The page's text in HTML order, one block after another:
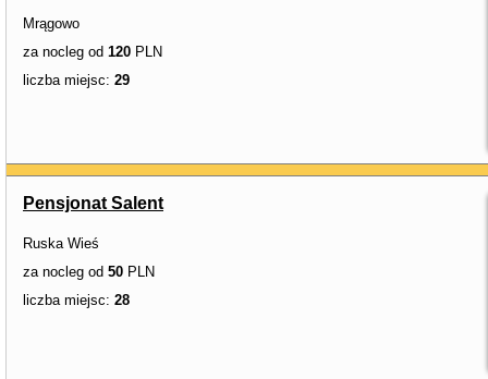
Mrągowo
za nocleg od 120 PLN
liczba miejsc: 29
Pensjonat Salent
Ruska Wieś
za nocleg od 50 PLN
liczba miejsc: 28